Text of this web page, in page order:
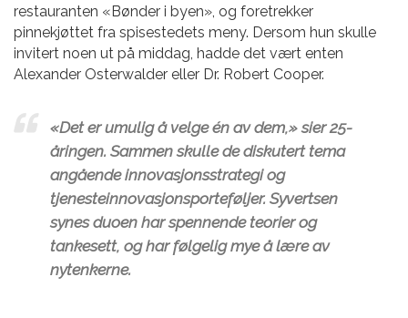
restauranten «Bønder i byen», og foretrekker
pinnekjøttet fra spisestedets meny. Dersom hun skulle
invitert noen ut på middag, hadde det vært enten
Alexander Osterwalder eller Dr. Robert Cooper.
«Det er umulig å velge én av dem,» sier 25-
åringen. Sammen skulle de diskutert tema
angående innovasjonsstrategi og
tjenesteinnovasjonsporteføljer. Syvertsen
synes duoen har spennende teorier og
tankesett, og har følgelig mye å lære av
nytenkerne.